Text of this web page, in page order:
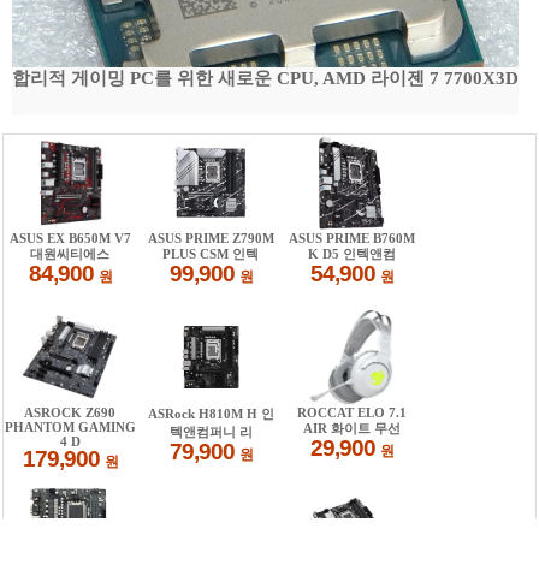
합리적 게이밍 PC를 위한 새로운 CPU, AMD 라이젠 7 7700X3D